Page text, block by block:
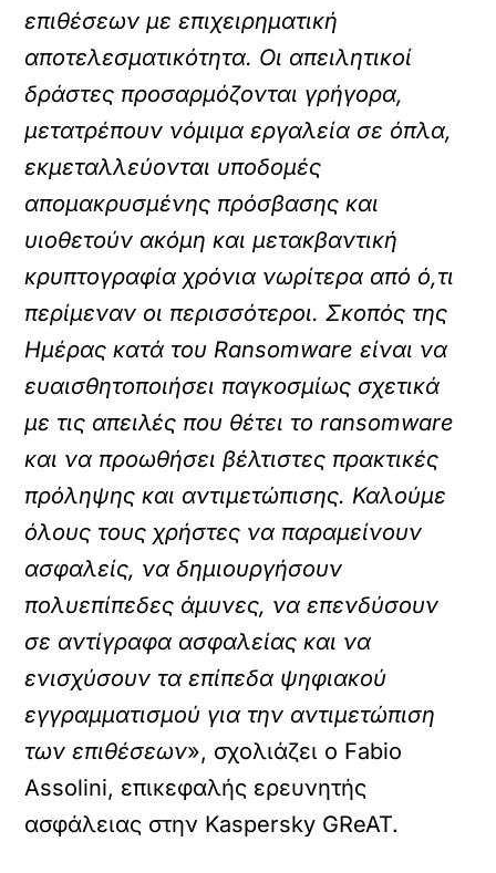
επιθέσεων με επιχειρηματική
αποτελεσματικότητα. Οι απειλητικοί
δράστες προσαρμόζονται γρήγορα,
μετατρέπουν νόμιμα εργαλεία σε όπλα,
εκμεταλλεύονται υποδομές
απομακρυσμένης πρόσβασης και
υιοθετούν ακόμη και μετακβαντική
κρυπτογραφία χρόνια νωρίτερα από ό,τι
περίμεναν οι περισσότεροι. Σκοπός της
Ημέρας κατά του Ransomware είναι να
ευαισθητοποιήσει παγκοσμίως σχετικά
με τις απειλές που θέτει το ransomware
και να προωθήσει βέλτιστες πρακτικές
πρόληψης και αντιμετώπισης. Καλούμε
όλους τους χρήστες να παραμείνουν
ασφαλείς, να δημιουργήσουν
πολυεπίπεδες άμυνες, να επενδύσουν
σε αντίγραφα ασφαλείας και να
ενισχύσουν τα επίπεδα ψηφιακού
εγγραμματισμού για την αντιμετώπιση
των επιθέσεων», σχολιάζει ο Fabio
Assolini, επικεφαλής ερευνητής
ασφάλειας στην Kaspersky GReAT.